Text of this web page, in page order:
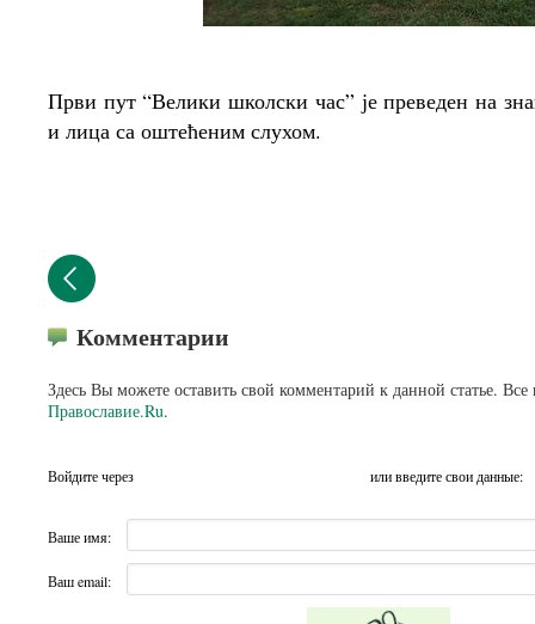
Први пут “Велики школски час” је преведен на
и лица са оштећеним слухом.
Комментарии
Здесь Вы можете оставить свой комментарий к данной статье.
Православие.Ru.
Войдите через или введите свои данные:
Ваше имя:
Ваш email: